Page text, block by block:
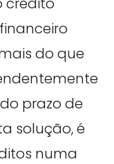
do que
prazo de
solução, é
numa